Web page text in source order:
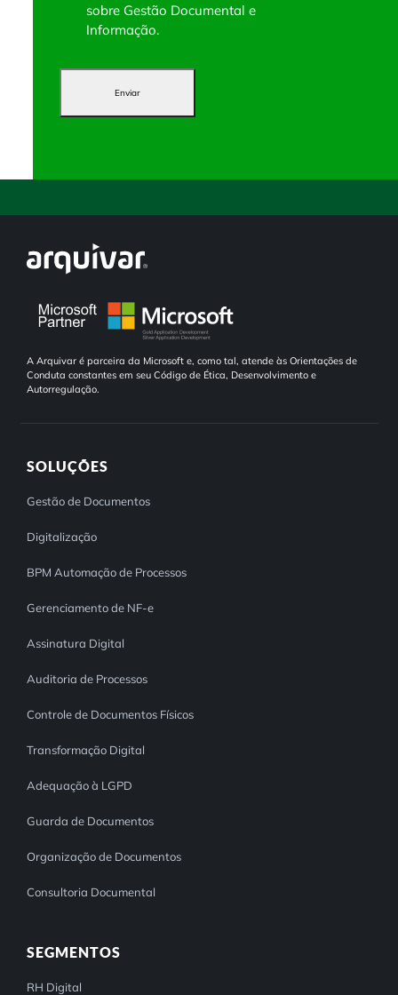
sobre Gestão Documental e
Informação.
Enviar
A Arquivar é parceira da Microsoft e, como tal, atende às Orientações de
Conduta constantes em seu Código de Ética, Desenvolvimento e
Autorregulação.
SOLUÇÕES
Gestão de Documentos
Digitalização
BPM Automação de Processos
Gerenciamento de NF-e
Assinatura Digital
Auditoria de Processos
Controle de Documentos Físicos
Transformação Digital
Adequação à LGPD
Guarda de Documentos
Organização de Documentos
Consultoria Documental
SEGMENTOS
RH Digital